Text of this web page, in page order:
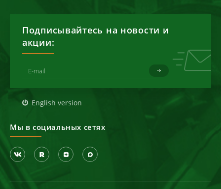
Подписывайтесь на новости и
акции:
English version
Мы в социальных сетях